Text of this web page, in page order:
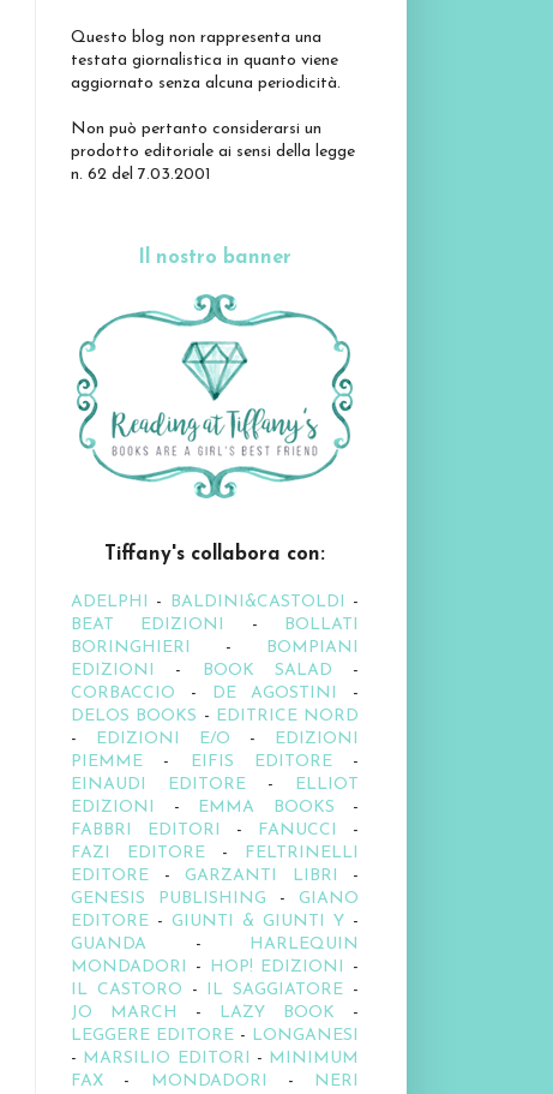
Questo blog non rappresenta una
testata giornalistica in quanto viene
aggiornato senza alcuna periodicità.
Non può pertanto considerarsi un
prodotto editoriale ai sensi della legge
n. 62 del 7.03.2001
Il nostro banner
Tiffany's collabora con:
ADELPHI - BALDINI&CASTOLDI -
BEAT EDIZIONI
- BOLLATI
BORINGHIERI - BOMPIANI
EDIZIONI
- BOOK SALAD -
CORBACCIO - DE AGOSTINI
-
DELOS BOOKS - EDITRICE NORD
- EDIZIONI E/O - EDIZIONI
PIEMME - EIFIS EDITORE-
EINAUDI EDITORE - ELLIOT
EDIZIONI
- EMMA BOOKS -
FABBRI EDITORI
- FANUCCI
-
FAZI EDITORE - FELTRINELLI
EDITORE - GARZANTI LIBRI -
GENESIS PUBLISHING - GIANO
EDITORE - GIUNTI & GIUNTI Y -
GUANDA - HARLEQUIN
MONDADORI
- HOP! EDIZIONI
-
IL CASTORO - IL SAGGIATORE -
JO MARCH - LAZY BOOK -
LEGGERE EDITORE - LONGANESI
- MARSILIO EDITORI - MINIMUM
FAX - MONDADORI - NERI